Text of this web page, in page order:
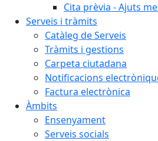
Cita prèvia - Ajuts
Serveis i tràmits
Catàleg de Serveis
Tràmits i gestions
Carpeta ciutadana
Notificacions
Factura electrònica
Àmbits
Ensenyament
Serveis socials